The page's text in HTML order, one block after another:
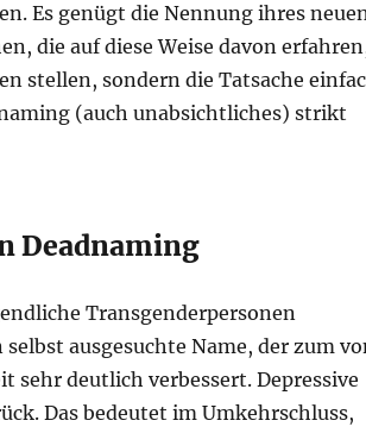
Es genügt die Nennung ihres
die auf diese Weise davon
stellen, sondern die Tatsache
(auch unabsichtliches) strikt
Deadnaming
Transgenderpersonen
ausgesuchte Name, der zum
sehr deutlich verbessert. Depressive
Das bedeutet im Umkehrschluss,